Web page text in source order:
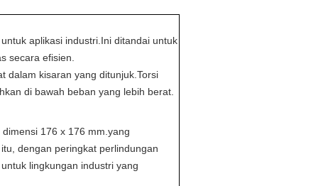
aplikasi industri.Ini ditandai untuk
secara efisien.
dalam kisaran yang ditunjuk.Torsi
di bawah beban yang lebih berat.
176 x 176 mm.yang
dengan peringkat perlindungan
lingkungan industri yang